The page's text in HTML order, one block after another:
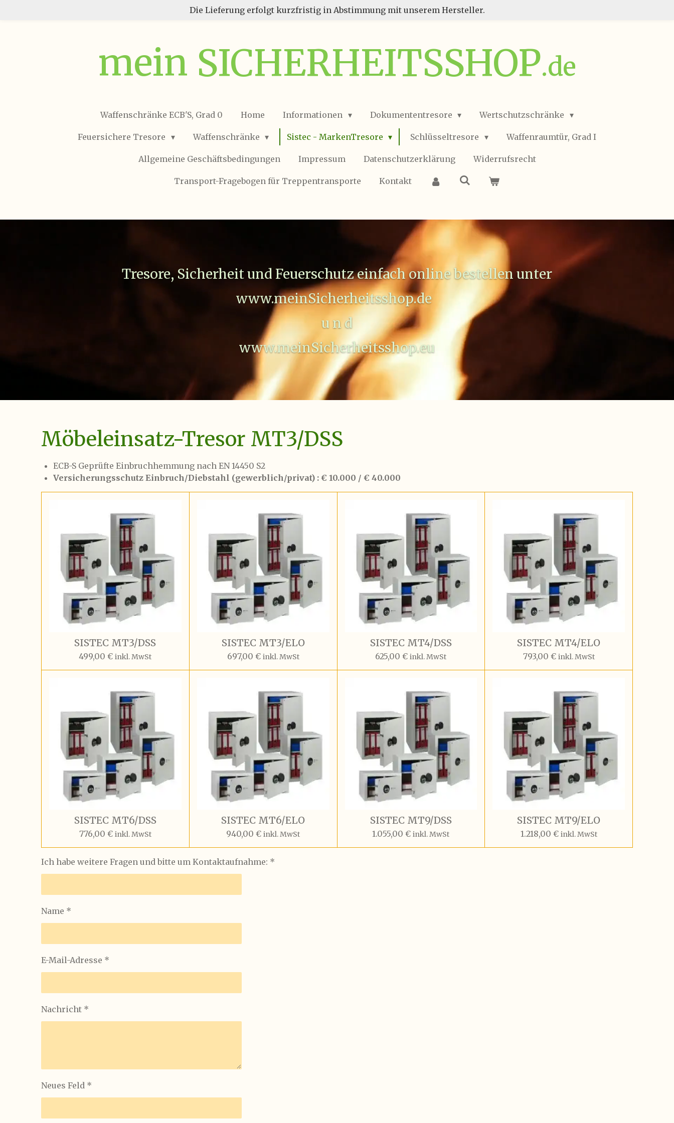
Die Lieferung erfolgt kurzfristig in Abstimmung mit unserem Hersteller.
mein SICHERHEITSSHOP.de
Waffenschränke ECB'S, Grad 0 Home Informationen Dokumententresore Wertschutzschränke
Feuersichere Tresore Waffenschränke Sistec - MarkenTresore Schlüsseltresore Waffenraumtür, Grad I
Allgemeine Geschäftsbedingungen Impressum Datenschutzerklärung Widerrufsrecht
Transport-Fragebogen für Treppentransporte Kontakt
Tresore, Sicherheit und Feuerschutz einfach online bestellen unter
www.meinSicherheitsshop.de
u n d
www.meinSicherheitsshop.eu
Möbeleinsatz-Tresor MT3/DSS
ECB-S Geprüfte Einbruchhemmung nach EN 14450 S2
Versicherungsschutz Einbruch/Diebstahl (gewerblich/privat) : € 10.000 / € 40.000
SISTEC MT3/DSS
499,00 € inkl. MwSt
SISTEC MT3/ELO
697,00 € inkl. MwSt
SISTEC MT4/DSS
625,00 € inkl. MwSt
SISTEC MT4/ELO
793,00 € inkl. MwSt
SISTEC MT6/DSS
776,00 € inkl. MwSt
SISTEC MT6/ELO
940,00 € inkl. MwSt
SISTEC MT9/DSS
1.055,00 € inkl. MwSt
SISTEC MT9/ELO
1.218,00 € inkl. MwSt
Ich habe weitere Fragen und bitte um Kontaktaufnahme: *
Name *
E-Mail-Adresse *
Nachricht *
Neues Feld *